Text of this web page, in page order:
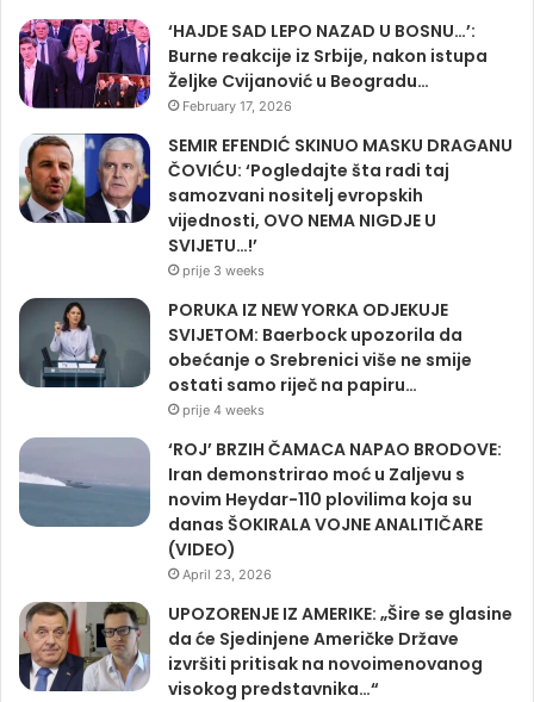
‘HAJDE SAD LEPO NAZAD U BOSNU…’:
Burne reakcije iz Srbije, nakon istupa
Željke Cvijanović u Beogradu…
February 17, 2026
SEMIR EFENDIĆ SKINUO MASKU DRAGANU
ČOVIĆU: ‘Pogledajte šta radi taj
samozvani nositelj evropskih
vijednosti, OVO NEMA NIGDJE U
SVIJETU…!’
prije 3 weeks
PORUKA IZ NEW YORKA ODJEKUJE
SVIJETOM: Baerbock upozorila da
obećanje o Srebrenici više ne smije
ostati samo riječ na papiru…
prije 4 weeks
‘ROJ’ BRZIH ČAMACA NAPAO BRODOVE:
Iran demonstrirao moć u Zaljevu s
novim Heydar-110 plovilima koja su
danas ŠOKIRALA VOJNE ANALITIČARE
(VIDEO)
April 23, 2026
UPOZORENJE IZ AMERIKE: „Šire se glasine
da će Sjedinjene Američke Države
izvršiti pritisak na novoimenovanog
visokog predstavnika…“